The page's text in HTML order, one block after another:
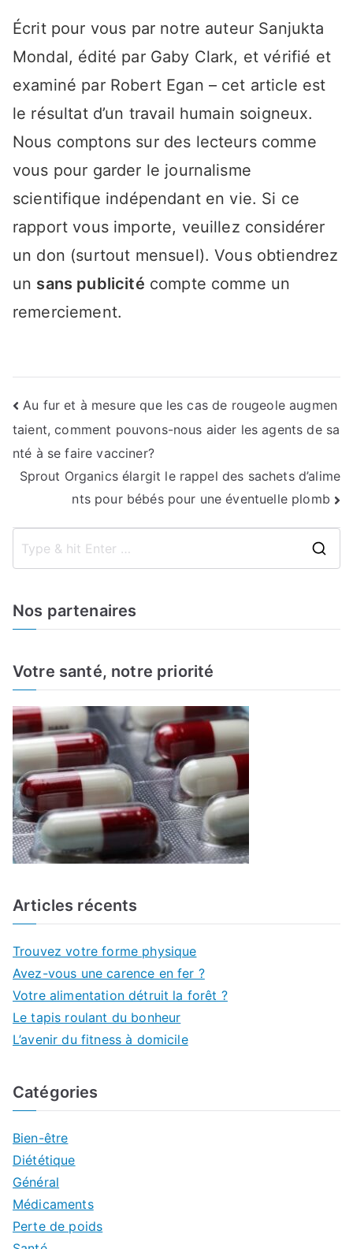
Écrit pour vous par notre auteur Sanjukta
Mondal, édité par Gaby Clark, et vérifié et
examiné par Robert Egan – cet article est
le résultat d’un travail humain soigneux.
Nous comptons sur des lecteurs comme
vous pour garder le journalisme
scientifique indépendant en vie. Si ce
rapport vous importe, veuillez considérer
un don (surtout mensuel). Vous obtiendrez
un sans publicité compte comme un
remerciement.
Navigation
de
l’article
Au fur et à mesure que les cas de rougeole augmen
taient, comment pouvons-nous aider les agents de sa
nté à se faire vacciner?
Sprout Organics élargit le rappel des sachets d’alime
nts pour bébés pour une éventuelle plomb
f
Nos partenaires
Votre santé, notre priorité
Articles récents
Trouvez votre forme physique
Avez-vous une carence en fer ?
Votre alimentation détruit la forêt ?
Le tapis roulant du bonheur
L’avenir du fitness à domicile
Catégories
Bien-être
Diététique
Général
Médicaments
Perte de poids